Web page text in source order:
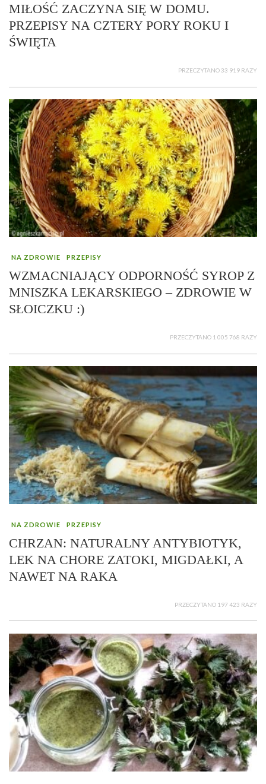
MIŁOŚĆ ZACZYNA SIĘ W DOMU.
PRZEPISY NA CZTERY PORY ROKU I
ŚWIĘTA
PRZECZYTANO 33 919 RAZY
NA ZDROWIE PRZEPISY
WZMACNIAJĄCY ODPORNOŚĆ SYROP Z
MNISZKA LEKARSKIEGO – ZDROWIE W
SŁOICZKU :)
PRZECZYTANO 1 005 768 RAZY
NA ZDROWIE PRZEPISY
CHRZAN: NATURALNY ANTYBIOTYK,
LEK NA CHORE ZATOKI, MIGDAŁKI, A
NAWET NA RAKA
PRZECZYTANO 197 423 RAZY